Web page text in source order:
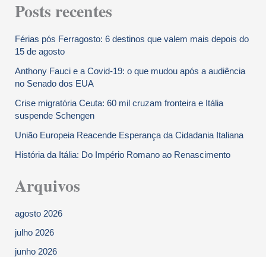
Posts recentes
Férias pós Ferragosto: 6 destinos que valem mais depois do
15 de agosto
Anthony Fauci e a Covid-19: o que mudou após a audiência
no Senado dos EUA
Crise migratória Ceuta: 60 mil cruzam fronteira e Itália
suspende Schengen
União Europeia Reacende Esperança da Cidadania Italiana
História da Itália: Do Império Romano ao Renascimento
Arquivos
agosto 2026
julho 2026
junho 2026